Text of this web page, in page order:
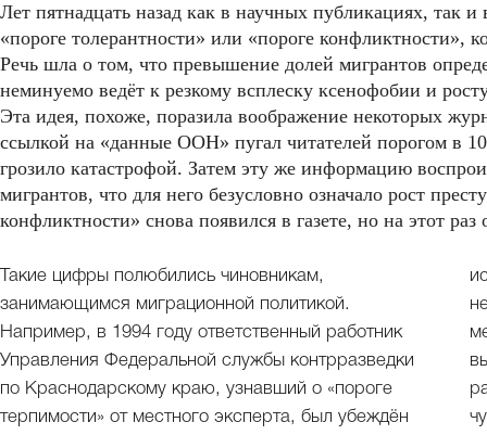
Лет пятнадцать назад как в научных публикациях, так
«пороге толерантности» или «пороге конфликтности»,
Речь шла о том, что превышение долей мигрантов
неминуемо ведёт к резкому всплеску ксенофобии и
Эта идея, похоже, поразила воображение некоторых
ссылкой на «данные ООН» пугал читателей порогом в
грозило катастрофой. Затем эту же информацию
мигрантов, что для него безусловно означало рост
конфликтности» снова появился в газете, но на этот
Такие цифры полюбились чиновникам,
занимающимся миграционной политикой.
Например, в 1994 году ответственный работник
Управления Федеральной службы контрразведки
по Краснодарскому краю, узнавший о «пороге
терпимости» от местного эксперта, был убеждён